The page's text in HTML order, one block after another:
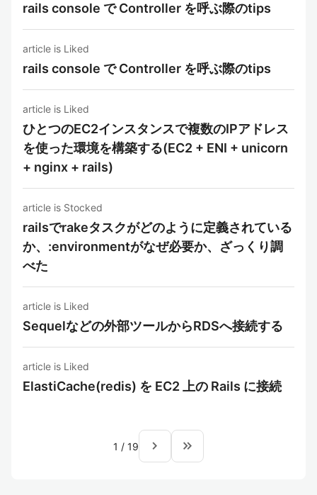
rails console で Controller を呼ぶ際のtips
article is Liked
rails console で Controller を呼ぶ際のtips
article is Liked
ひとつのEC2インスタンスで複数のIPアドレス
を使った環境を構築する(EC2 + ENI + unicorn
+ nginx + rails)
article is Stocked
railsでrakeタスクがどのように定義されている
か、:environmentがなぜ必要か、ざっくり調
べた
article is Liked
Sequelなどの外部ツールからRDSへ接続する
article is Liked
ElastiCache(redis) を EC2 上の Rails に接続
1 / 19 navigate_next keyboard_double_arrow_right